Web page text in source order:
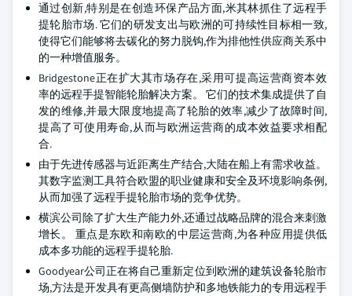
通过创新,特别是在创造环保产品方面,米其林抓住了远程手
提轮胎市场. 它们的研发支出与欧洲的可持续性目标相一致,
使得它们能够将去碳化的努力脱钩,作为排他性供应商关系中
的一种增值服务。
Bridgestone正在扩大其市场存在,采用可提高运营商资本效
率的远程手提智能轮胎解决方案。 它们的技术集成提供了自
发的维修,并最大限度地提高了轮胎的效率,减少了故障时间,
提高了可使用寿命,从而与欧洲运营商的成本效益要求相配
合.
由于先进传感器与近距离生产结合,大陆在船上有需求收益。
其数字监测工具符合欧盟的职业健康和安全及环境影响条例,
从而加强了远程手提轮胎市场的竞争优势。
横滨公司除了扩大生产能力外,还通过战略品牌的混合来刺激
增长。 重点是东欧和南欧的中层运营商,为各种应用提供低
成本多功能的远程手提轮胎.
Goodyear公司正在将自己重新定位到欧洲的建筑设备轮胎市
场,方法是开发具有更高侧墙防护和多地铁能力的专用远程手